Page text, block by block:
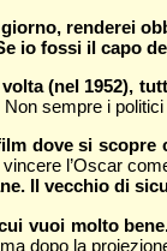
renderei
io fossi il capo
(nel 1952),
sempre i
dove si
l’Oscar
Il vecchio di
vuoi molto
dopo la